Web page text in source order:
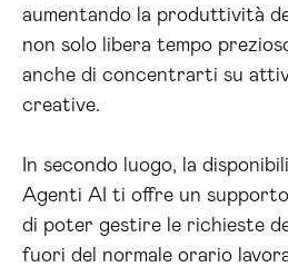
aumentando la produttività
non solo libera tempo
anche di concentrarti su
creative.
In secondo luogo, la
Agenti AI ti offre un supporto
di poter gestire le richieste
fuori del normale orario